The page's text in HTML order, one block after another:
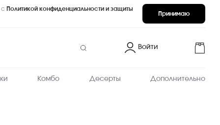
Принимаю
с Политикой конфиденциальности и защиты
Войти
Комбо Десерты Дополнительно